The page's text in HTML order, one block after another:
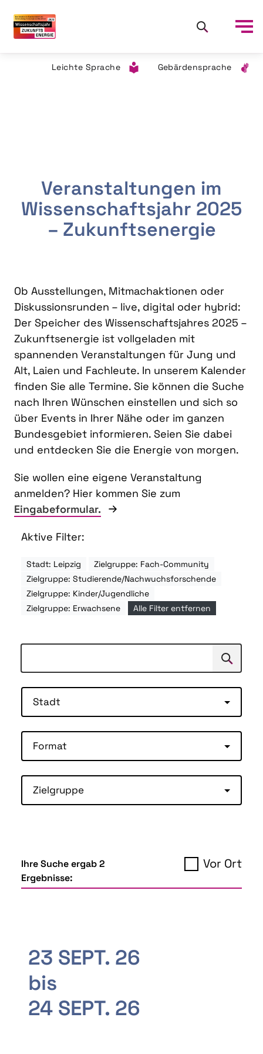
Leichte Sprache Gebärdensprache
Veranstaltungen im
Wissenschaftsjahr 2025
– Zukunftsenergie
Ob Ausstellungen, Mitmachaktionen oder
Diskussionsrunden – live, digital oder hybrid:
Der Speicher des Wissenschaftsjahres 2025 –
Zukunftsenergie ist vollgeladen mit
spannenden Veranstaltungen für Jung und
Alt, Laien und Fachleute. In unserem Kalender
finden Sie alle Termine. Sie können die Suche
nach Ihren Wünschen einstellen und sich so
über Events in Ihrer Nähe oder im ganzen
Bundesgebiet informieren. Seien Sie dabei
und entdecken Sie die Energie von morgen.
Sie wollen eine eigene Veranstaltung
anmelden? Hier kommen Sie zum
Eingabeformular.
Aktive Filter:
Stadt: Leipzig
Zielgruppe: Fach-Community
Zielgruppe: Studierende/Nachwuchsforschende
Zielgruppe: Kinder/Jugendliche
Zielgruppe: Erwachsene
Alle Filter entfernen
Suchen
Stadt
Format
Zielgruppe
Ihre Suche ergab 2
Ergebnisse:
Vor Ort
23 SEPT. 26
bis
24 SEPT. 26